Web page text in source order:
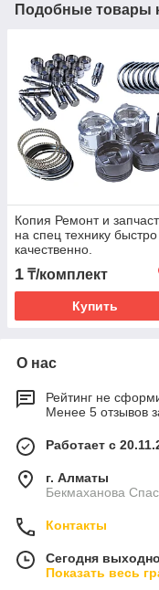
Подобные товары
Копия Ремонт и
на спец технику быстро
качественно.
1 ₸/комплект
Купить
О нас
Рейтинг не
Менее 5 отзывов
Работает с
г. Алматы
Бекмаханова
Контакты
Сегодня
Показать весь